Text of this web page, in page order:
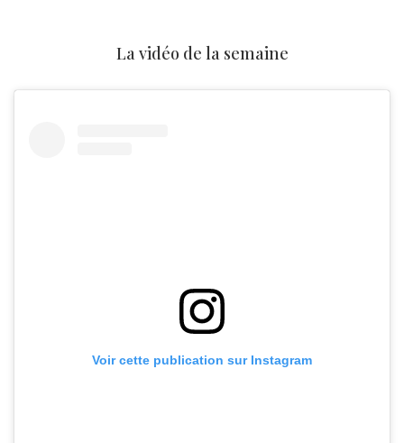
La vidéo de la semaine
Voir cette publication sur Instagram